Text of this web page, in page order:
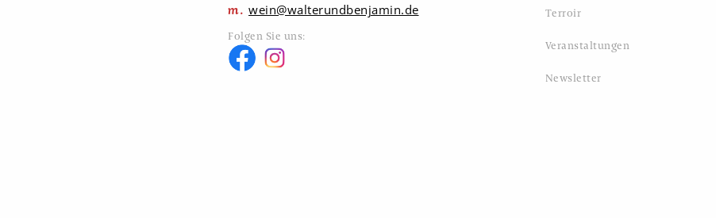
wein@walterundbenjamin.de
Folgen Sie uns:
Terroir
Veranstaltungen
Newsletter